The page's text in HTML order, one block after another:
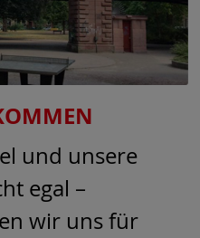
und unsere
egal –
wir uns für